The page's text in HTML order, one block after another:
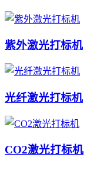
紫外激光打标机
光纤激光打标机
CO2激光打标机